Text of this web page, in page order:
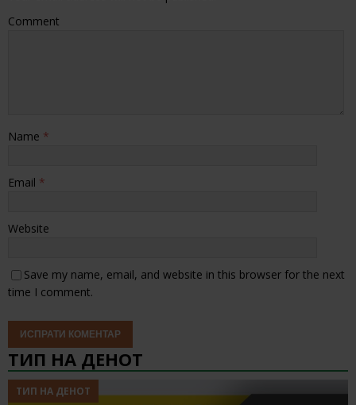
Comment
Name *
Email *
Website
Save my name, email, and website in this browser for the next
time I comment.
ТИП НА ДЕНОТ
ТИП НА ДЕНОТ